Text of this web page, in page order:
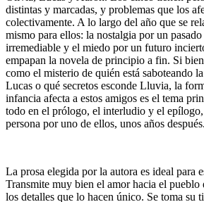
distintas y marcadas, y problemas que los
colectivamente. A lo largo del año que se
mismo para ellos: la nostalgia por un
irremediable y el miedo por un futuro
empapan la novela de principio a fin. Si
como el misterio de quién está saboteando
Lucas o qué secretos esconde Lluvia, la
infancia afecta a estos amigos es el tema
todo en el prólogo, el interludio y el
persona por uno de ellos, unos años después.
La prosa elegida por la autora es ideal para
Transmite muy bien el amor hacia el pueblo
los detalles que lo hacen único. Se toma su